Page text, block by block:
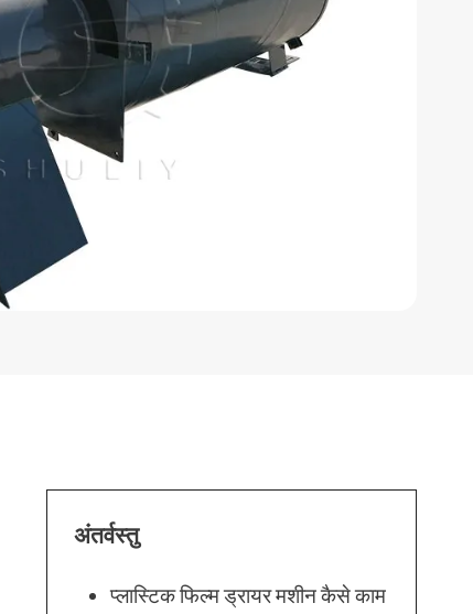
अंतर्वस्तु
प्लास्टिक फिल्म ड्रायर मशीन कैसे काम